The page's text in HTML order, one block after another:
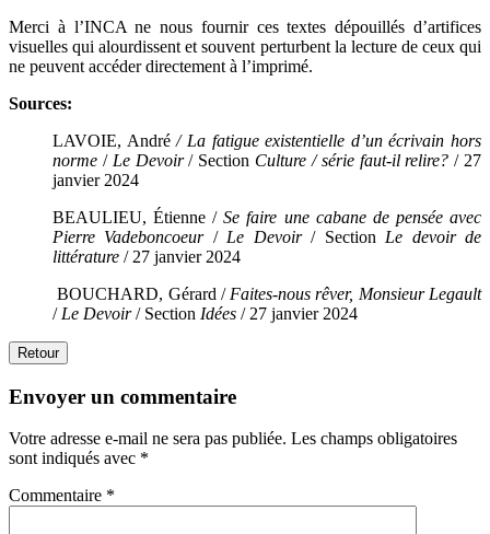
Merci à l’INCA ne nous fournir ces textes dépouillés d’artifices
visuelles qui alourdissent et souvent perturbent la lecture de ceux qui
ne peuvent accéder directement à l’imprimé.
Sources:
LAVOIE, André/ La fatigue existentielle d’un écrivain hors
norme / Le Devoir/ Section Culture / série faut-il relire?/ 27
janvier 2024
BEAULIEU, Étienne /Se faire une cabane de pensée avec
Pierre Vadeboncoeur/ Le Devoir/ Section Le devoir de
littérature / 27 janvier 2024
BOUCHARD, Gérard / Faites-nous rêver, Monsieur Legault
/ Le Devoir/ Section Idées / 27 janvier 2024
Retour
Envoyer un commentaire
Votre adresse e-mail ne sera pas publiée. Les champs obligatoires
sont indiqués avec *
Commentaire *